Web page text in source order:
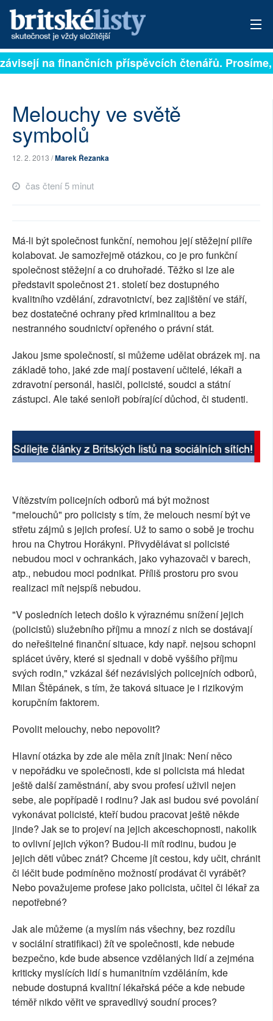
PŘIHLÁSIT
ARCHIV
ROZHOVORY
PŘÍSPĚVKY NA PROVOZ
SOCIÁLNÍ SÍTĚ
RUBRIKY
na finančních příspěvcích čtenářů. Prosíme,
Melouchy ve světě
symbolů
12. 2. 2013 /Marek Řezanka
čas čtení 5 minut
Má-li být společnost funkční, nemohou její stěžejní pilíře
kolabovat. Je samozřejmě otázkou, co je pro funkční
společnost stěžejní a co druhořadé. Těžko si lze ale
představit společnost 21. století bez dostupného
kvalitního vzdělání, zdravotnictví, bez zajištění ve stáří,
bez dostatečné ochrany před kriminalitou a bez
nestranného soudnictví opřeného o právní stát.
Jakou jsme společností, si můžeme udělat obrázek mj. na
základě toho, jaké zde mají postavení učitelé, lékaři a
zdravotní personál, hasiči, policisté, soudci a státní
zástupci. Ale také senioři pobírající důchod, či studenti.
Vítězstvím policejních odborů má být možnost
"melouchů" pro policisty s tím, že melouch nesmí být ve
střetu zájmů s jejich profesí. Už to samo o sobě je trochu
hrou na Chytrou Horákyni. Přivydělávat si policisté
nebudou moci v ochrankách, jako vyhazovači v barech,
atp., nebudou moci podnikat. Příliš prostoru pro svou
realizaci mít nejspíš nebudou.
"V posledních letech došlo k výraznému snížení jejich
(policistů) služebního příjmu a mnozí z nich se dostávají
do neřešitelné finanční situace, kdy např. nejsou schopni
splácet úvěry, které si sjednali v době vyššího příjmu
svých rodin," vzkázal šéf nezávislých policejních odborů,
Milan Štěpánek, s tím, že taková situace je i rizikovým
korupčním faktorem.
Povolit melouchy, nebo nepovolit?
Hlavní otázka by zde ale měla znít jinak: Není něco
v nepořádku ve společnosti, kde si policista má hledat
ještě další zaměstnání, aby svou profesí uživil nejen
sebe, ale popřípadě i rodinu? Jak asi budou své povolání
vykonávat policisté, kteří budou pracovat ještě někde
jinde? Jak se to projeví na jejich akceschopnosti, nakolik
to ovlivní jejich výkon? Budou-li mít rodinu, budou je
jejich děti vůbec znát? Chceme jít cestou, kdy učit, chránit
či léčit bude podmíněno možností prodávat či vyrábět?
Nebo považujeme profese jako policista, učitel či lékař za
nepotřebné?
Jak ale můžeme (a myslím nás všechny, bez rozdílu
v sociální stratifikaci) žít ve společnosti, kde nebude
bezpečno, kde bude absence vzdělaných lidí a zejména
kriticky myslících lidí s humanitním vzděláním, kde
nebude dostupná kvalitní lékařská péče a kde nebude
téměř nikdo věřit ve spravedlivý soudní proces?